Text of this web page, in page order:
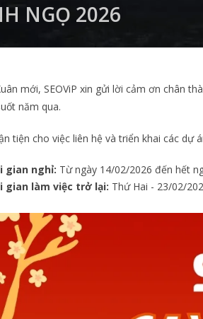
NGỌ 2026
mới, SEOViP xin gửi lời cảm ơn chân
năm qua.
tiện cho việc liên hệ và triển khai các dự
gian nghỉ: Từ ngày 14/02/2026 đến hết
gian làm việc trở lại: Thứ Hai - 23/02/